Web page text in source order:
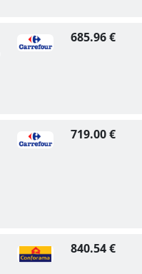
685.96 €
719.00 €
840.54 €